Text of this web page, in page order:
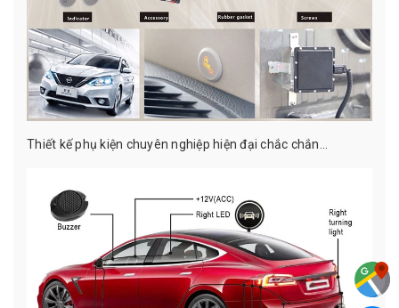
Thiết kế phụ kiện chuyên nghiệp hiện đại chắc chắn...